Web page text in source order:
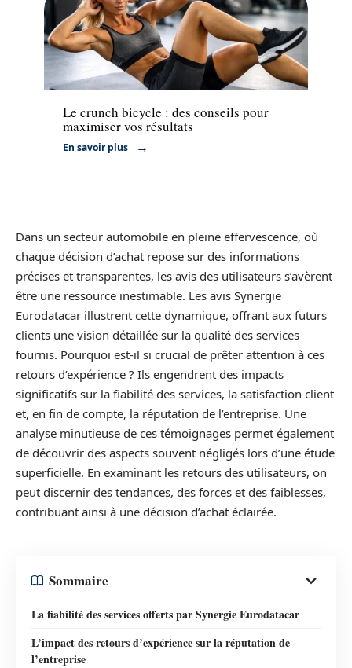
Le crunch bicycle : des conseils pour
maximiser vos résultats
En savoir plus
Dans un secteur automobile en pleine effervescence, où
chaque décision d’achat repose sur des informations
précises et transparentes, les avis des utilisateurs s’avèrent
être une ressource inestimable. Les avis Synergie
Eurodatacar illustrent cette dynamique, offrant aux futurs
clients une vision détaillée sur la qualité des services
fournis. Pourquoi est-il si crucial de prêter attention à ces
retours d’expérience ? Ils engendrent des impacts
significatifs sur la fiabilité des services, la satisfaction client
et, en fin de compte, la réputation de l’entreprise. Une
analyse minutieuse de ces témoignages permet également
de découvrir des aspects souvent négligés lors d’une étude
superficielle. En examinant les retours des utilisateurs, on
peut discernir des tendances, des forces et des faiblesses,
contribuant ainsi à une décision d’achat éclairée.
Sommaire
La fiabilité des services offerts par Synergie Eurodatacar
L’impact des retours d’expérience sur la réputation de
l’entreprise